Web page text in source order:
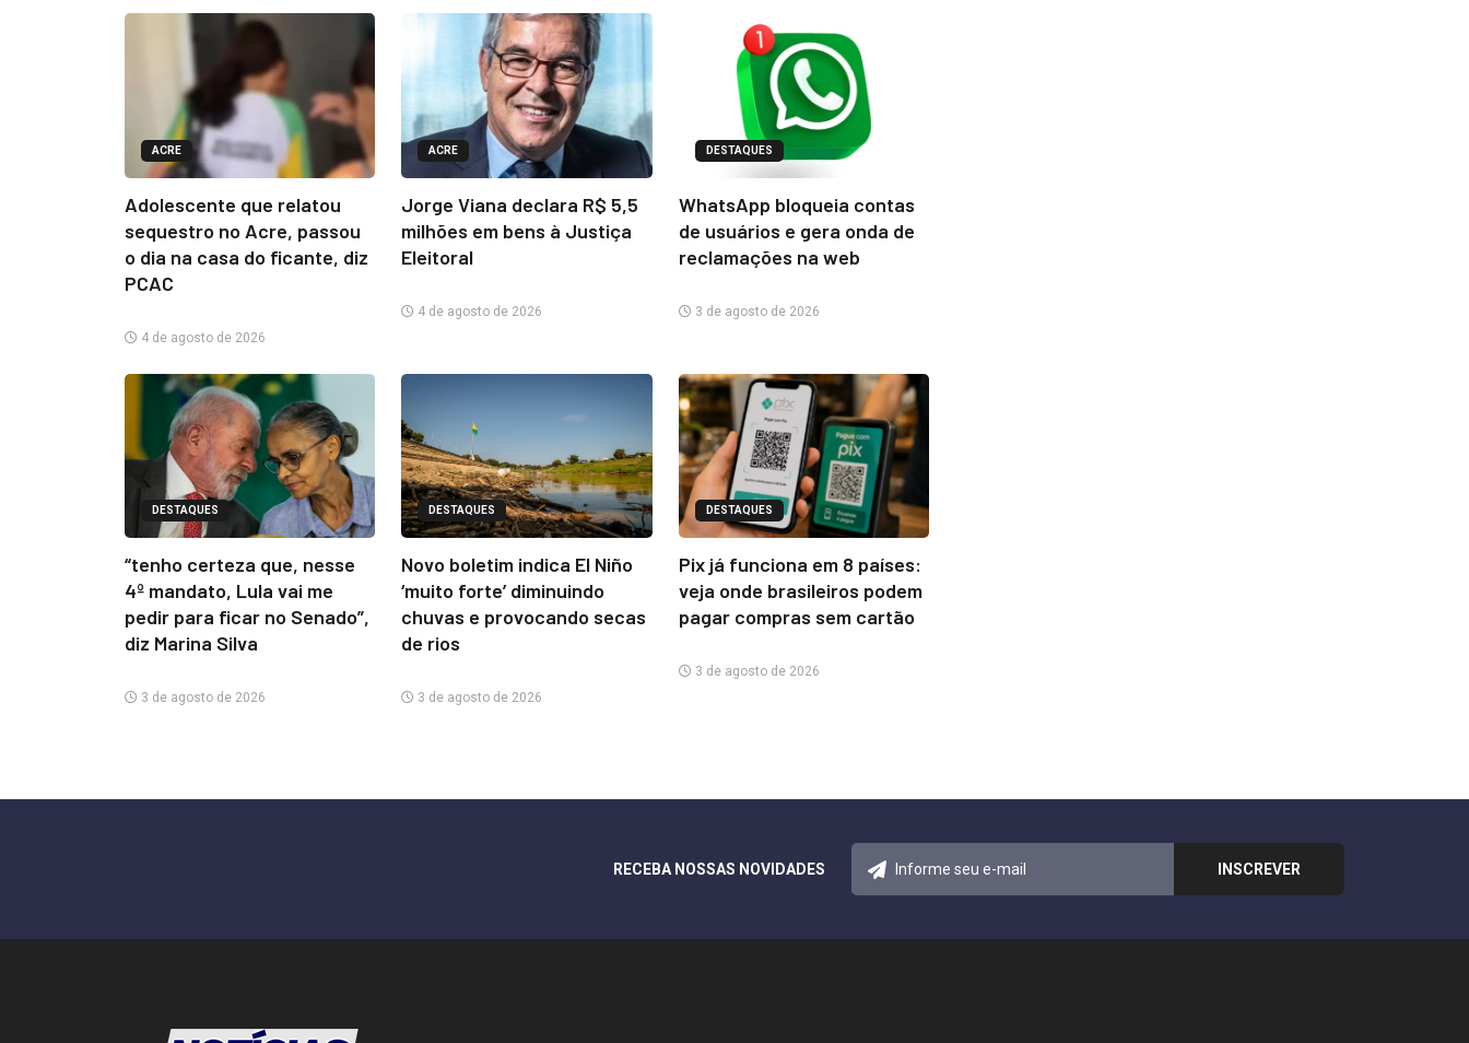
ACRE
Adolescente que relatou
sequestro no Acre, passou
o dia na casa do ficante, diz
PCAC
4 de agosto de 2026
ACRE
Jorge Viana declara R$ 5,5
milhões em bens à Justiça
Eleitoral
4 de agosto de 2026
DESTAQUES
WhatsApp bloqueia contas
de usuários e gera onda de
reclamações na web
3 de agosto de 2026
DESTAQUES
“tenho certeza que, nesse
4º mandato, Lula vai me
pedir para ficar no Senado”,
diz Marina Silva
3 de agosto de 2026
DESTAQUES
Novo boletim indica El Niño
‘muito forte’ diminuindo
chuvas e provocando secas
de rios
3 de agosto de 2026
DESTAQUES
Pix já funciona em 8 países:
veja onde brasileiros podem
pagar compras sem cartão
3 de agosto de 2026
RECEBA NOSSAS NOVIDADES